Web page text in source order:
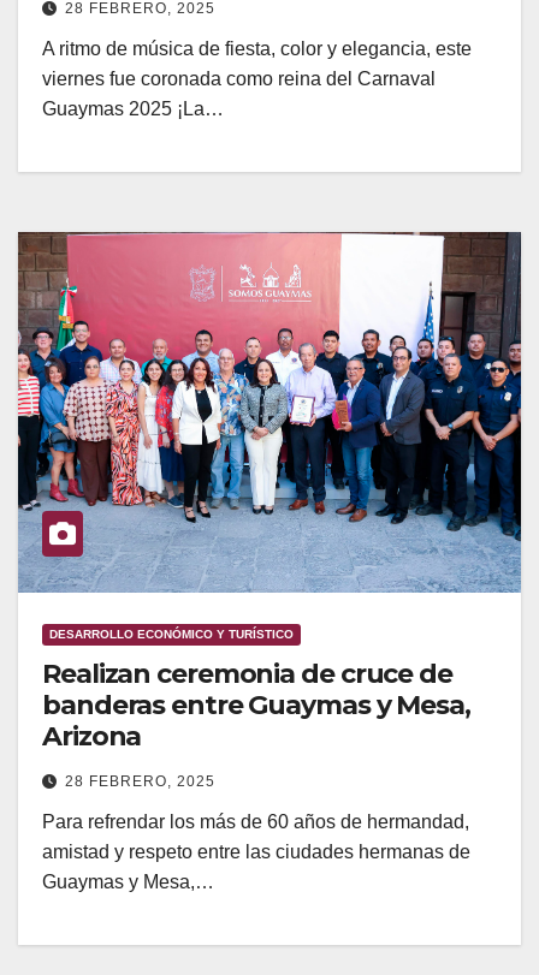
28 FEBRERO, 2025
A ritmo de música de fiesta, color y elegancia, este
viernes fue coronada como reina del Carnaval
Guaymas 2025 ¡La…
DESARROLLO ECONÓMICO Y TURÍSTICO
Realizan ceremonia de cruce de
banderas entre Guaymas y Mesa,
Arizona
28 FEBRERO, 2025
Para refrendar los más de 60 años de hermandad,
amistad y respeto entre las ciudades hermanas de
Guaymas y Mesa,…